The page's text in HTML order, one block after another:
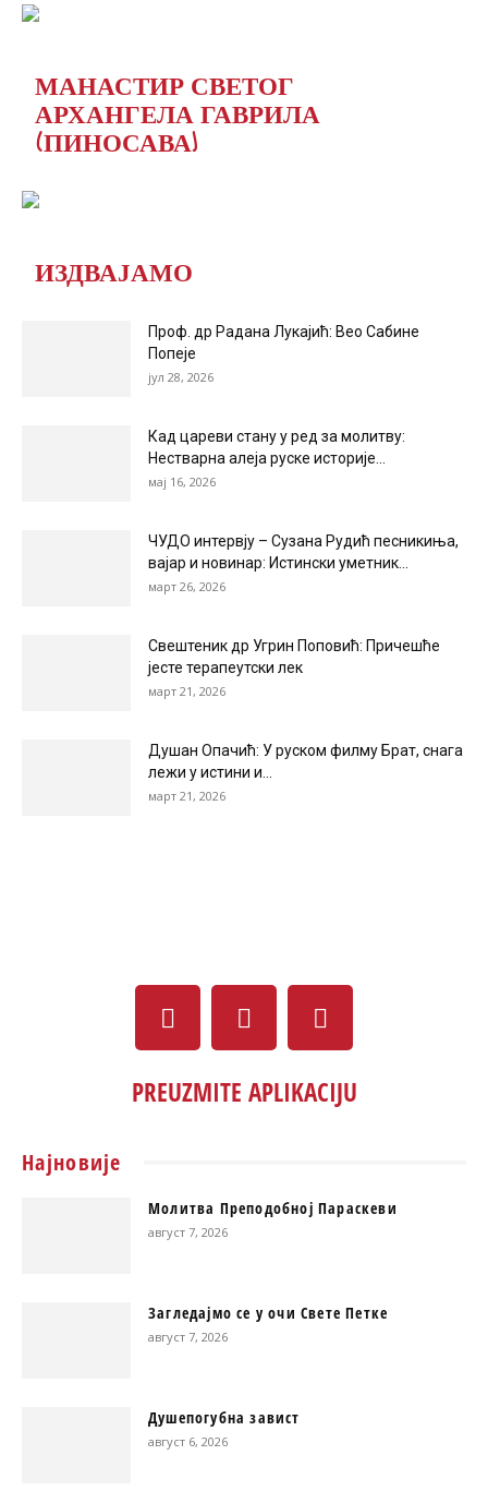
МАНАСТИР СВЕТОГ
АРХАНГЕЛА ГАВРИЛА
(ПИНОСАВА)
ИЗДВАЈАМО
Проф. др Радана Лукајић: Вео Сабине
Попеје
јул 28, 2026
Кад цареви стану у ред за молитву:
Нестварна алеја руске историје...
мај 16, 2026
ЧУДО интервју – Сузана Рудић песникиња,
вајар и новинар: Истински уметник...
март 26, 2026
Свештеник др Угрин Поповић: Причешће
јесте терапеутски лек
март 21, 2026
Душан Опачић: У руском филму Брат, снага
лежи у истини и...
март 21, 2026
PREUZMITE APLIKACIJU
Најновије
Молитва Преподобној Параскеви
август 7, 2026
Загледајмо се у очи Свете Петке
август 7, 2026
Душепогубна завист
август 6, 2026